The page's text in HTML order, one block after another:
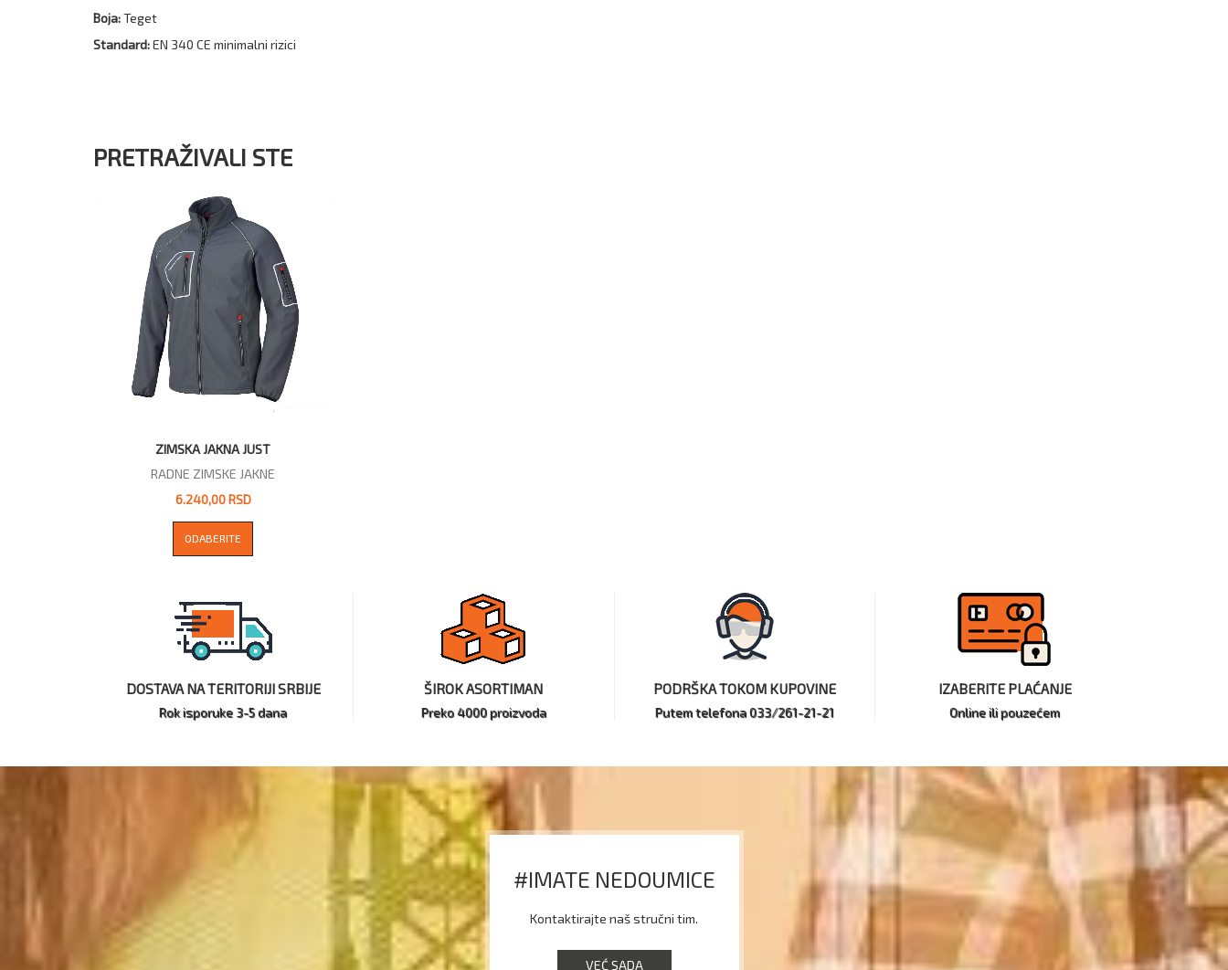
Boja:Teget
Standard:EN 340 CE minimalni rizici
PRETRAŽIVALI STE
ZIMSKA JAKNA JUST
RADNE ZIMSKE JAKNE
6.240,00 RSD
ODABERITE
DOSTAVA NA TERITORIJI SRBIJE
Rok isporuke 3-5 dana
ŠIROK ASORTIMAN
Preko 4000 proizvoda
PODRŠKA TOKOM KUPOVINE
Putem telefona 033/261-21-21
IZABERITE PLAĆANJE
Online ili pouzećem
#IMATE NEDOUMICE
Kontaktirajte naš stručni tim.
VEĆ SADA